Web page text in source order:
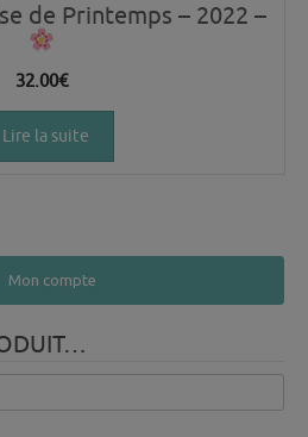
de Printemps – 2022 –
32.00€
Lire la suite
Mon compte